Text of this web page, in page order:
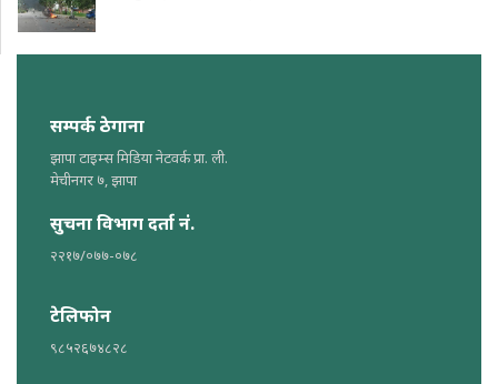
सम्पर्क ठेगाना
झापा टाइम्स मिडिया नेटवर्क प्रा. ली.
मेचीनगर ७, झापा
सुचना विभाग दर्ता नं.
२२१७/०७७-०७८
टेलिफोन
९८५२६७४८२८